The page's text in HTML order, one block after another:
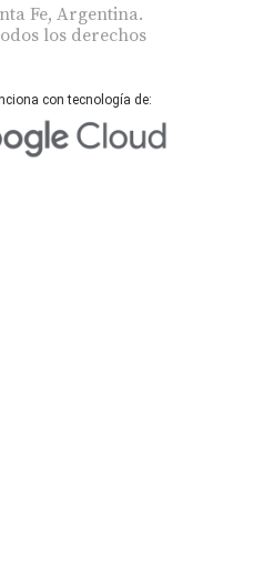
Fe, Argentina.
los derechos
con tecnología de: